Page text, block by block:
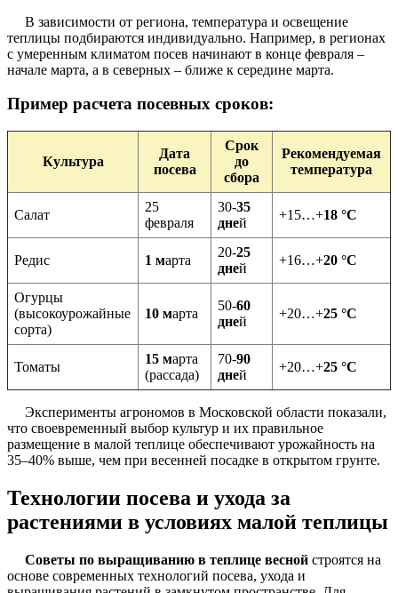
В зависимости от региона, температура и освещение
теплицы подбираются индивидуально. Например, в регионах
с умеренным климатом посев начинают в конце февраля –
начале марта, а в северных – ближе к середине марта.
Пример расчета посевных сроков:
Культура
Дата
посева
Срок
до
сбора
Рекомендуемая
температура
Салат
25
февраля
30-35
дней
+15…+18 °С
Редис 1 марта
20-25
дней
+16…+20 °С
Огурцы
(высокоурожайные
сорта)
10 марта
50-60
дней
+20…+25 °С
Томаты
15 марта
(рассада)
70-90
дней
+20…+25 °С
Эксперименты агрономов в Московской области показали,
что своевременный выбор культур и их правильное
размещение в малой теплице обеспечивают урожайность на
35–40% выше, чем при весенней посадке в открытом грунте.
Технологии посева и ухода за
растениями в условиях малой теплицы
Советы по выращиванию в теплице весной строятся на
основе современных технологий посева, ухода и